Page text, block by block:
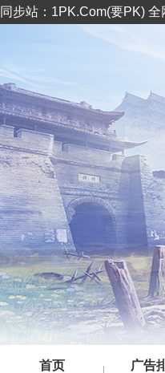
同步站：1PK.Com(要PK)
首页 广告